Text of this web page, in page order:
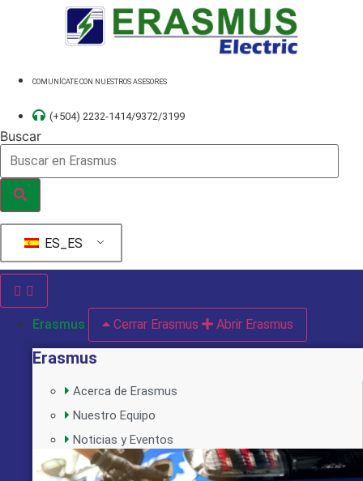
COMUNÍCATE CON NUESTROS ASESORES
(+504) 2232-1414/9372/3199
Buscar
ES_ES
Erasmus Cerrar Erasmus Abrir Erasmus
Erasmus
Acerca de Erasmus
Nuestro Equipo
Noticias y Eventos